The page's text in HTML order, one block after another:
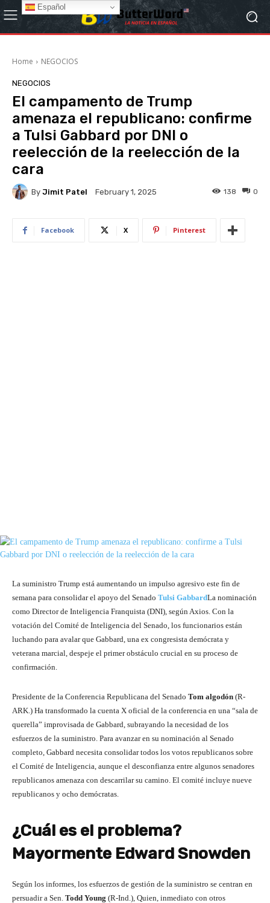
Home NEGOCIOS
NEGOCIOS
El campamento de Trump
amenaza el republicano: confirme
a Tulsi Gabbard por DNI o
reelección de la reelección de la
cara
By Jimit Patel February 1, 2025 0
138
Facebook X Pinterest
La suministro Trump está aumentando un impulso agresivo este fin de
semana para consolidar el apoyo del Senado Tulsi GabbardLa nominación
como Director de Inteligencia Franquista (DNI), según Axios. Con la
votación del Comité de Inteligencia del Senado, los funcionarios están
luchando para avalar que Gabbard, una ex congresista demócrata y
veterana marcial, despeje el primer obstáculo crucial en su proceso de
confirmación.
Presidente de la Conferencia Republicana del Senado Tom algodón (R-
ARK.) Ha transformado la cuenta X oficial de la conferencia en una “sala de
querella” improvisada de Gabbard, subrayando la necesidad de los
esfuerzos de la suministro. Para avanzar en su nominación al Senado
completo, Gabbard necesita consolidar todos los votos republicanos sobre
el Comité de Inteligencia, aunque el desconfianza entre algunos senadores
republicanos amenaza con descarrilar su camino. El comité incluye nueve
republicanos y ocho demócratas.
¿Cuál es el problema?
Mayormente Edward Snowden
Según los informes, los esfuerzos de gestión de la suministro se centran en
persuadir a Sen. Todd Young (R-Ind.), Quien, inmediato con otros
Español